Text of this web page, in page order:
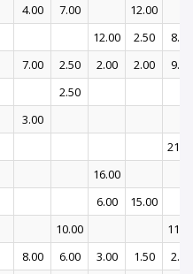
4.00 7.00
12.00
12.00 2.50
8.00
7.00 2.50 2.00 2.00
9.00
2.50
3.00
16.00
6.00
15.00
10.00
8.00 6.00 3.00 1.50
2.00